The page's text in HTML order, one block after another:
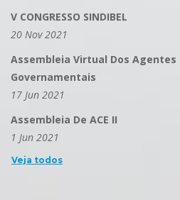
V CONGRESSO SINDIBEL
20 Nov 2021
Assembleia Virtual Dos Agentes
Governamentais
17 Jun 2021
Assembleia De ACE II
1 Jun 2021
Veja todos